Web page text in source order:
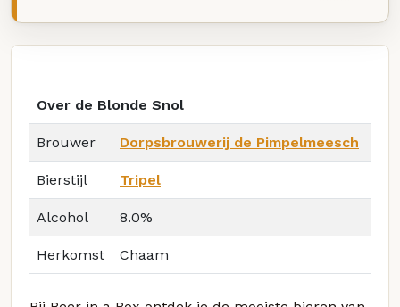
Over de Blonde Snol
Brouwer Dorpsbrouwerij de Pimpelmeesch
Bierstijl Tripel
Alcohol 8.0%
Herkomst Chaam